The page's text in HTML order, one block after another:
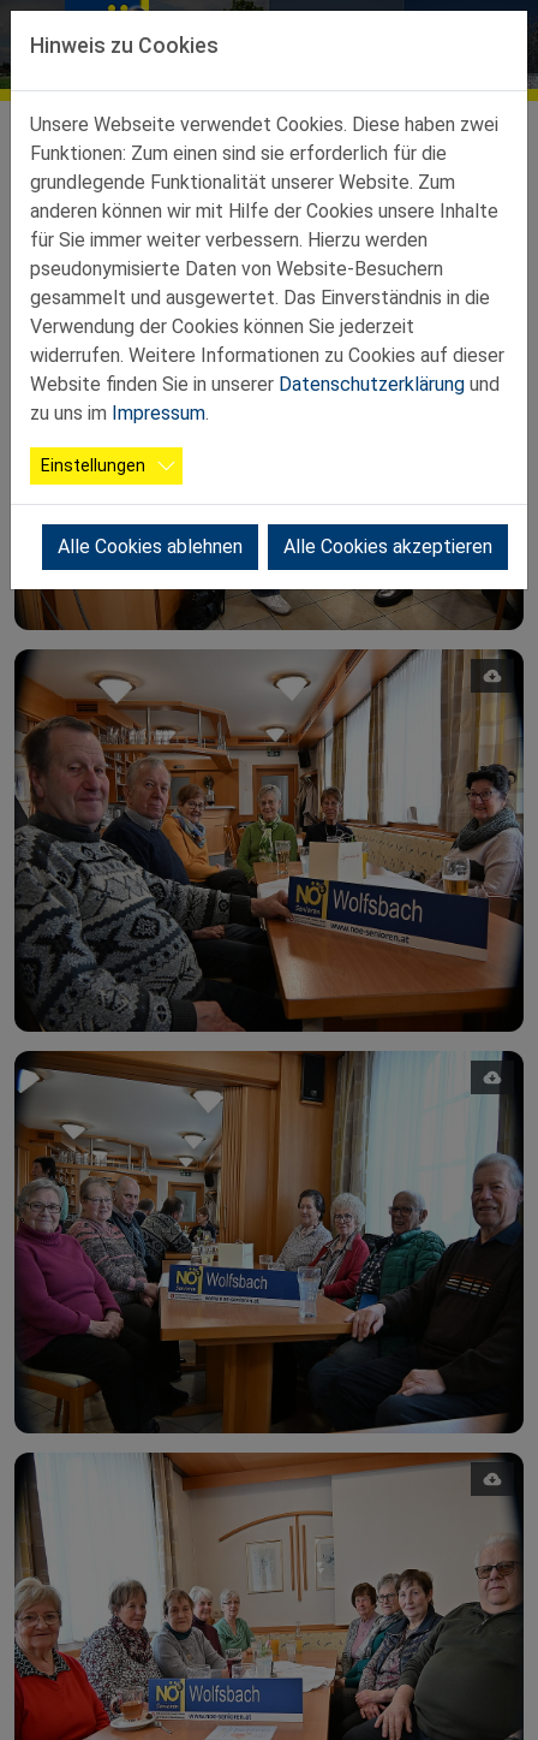
Direkt zur Hauptnavigation springen
Direkt zum Inhalt springen
Bildergalerien
Ortsgruppen
Ortsgruppen-Teilbez-St-Peter-Au Wolfsbach Galerie
2026 01 23 SeniorenNM
Hinweis zu Cookies
Unsere Webseite verwendet Cookies. Diese haben zwei
Funktionen: Zum einen sind sie erforderlich für die
grundlegende Funktionalität unserer Website. Zum
anderen können wir mit Hilfe der Cookies unsere Inhalte
für Sie immer weiter verbessern. Hierzu werden
pseudonymisierte Daten von Website-Besuchern
gesammelt und ausgewertet. Das Einverständnis in die
Verwendung der Cookies können Sie jederzeit
widerrufen. Weitere Informationen zu Cookies auf dieser
Website finden Sie in unserer Datenschutzerklärung und
zu uns im Impressum.
Einstellungen
Alle Cookies ablehnen Alle Cookies akzeptieren